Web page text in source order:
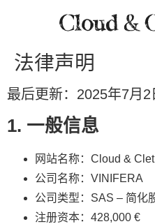
法律声明
最后更新：2025年7月2
1. 一般信息
网站名称：Cloud &
公司名称：VINIFERA
公司类型：SAS – 简化
注册资本：428,000 €